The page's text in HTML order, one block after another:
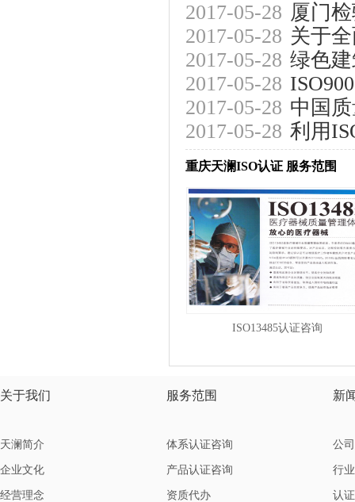
2017-05-28 厦门
2017-05-28 关于
2017-05-28 绿色
2017-05-28
2017-05-28 中国
先行者
2017-05-28 利用
重庆天澜ISO认证 服务范围
ISO13485认证咨询
关于我们
天澜简介
企业文化
经营理念
服务范围
体系认证咨询
产品认证咨询
资质代办
新
公
行
认